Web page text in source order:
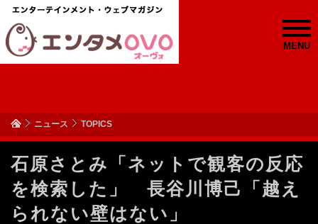
MENU
ニュース TOPICS
石原さとみ「ネットで観客の反応
を検索した」 長谷川博己「越え
られない壁はない」